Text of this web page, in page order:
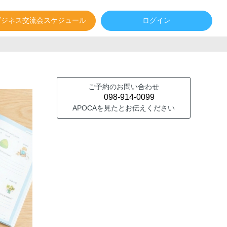
ログイン
ネス交流会スケジュール
ご予約のお問い合わせ
098-914-0099
APOCAを見たとお伝えください